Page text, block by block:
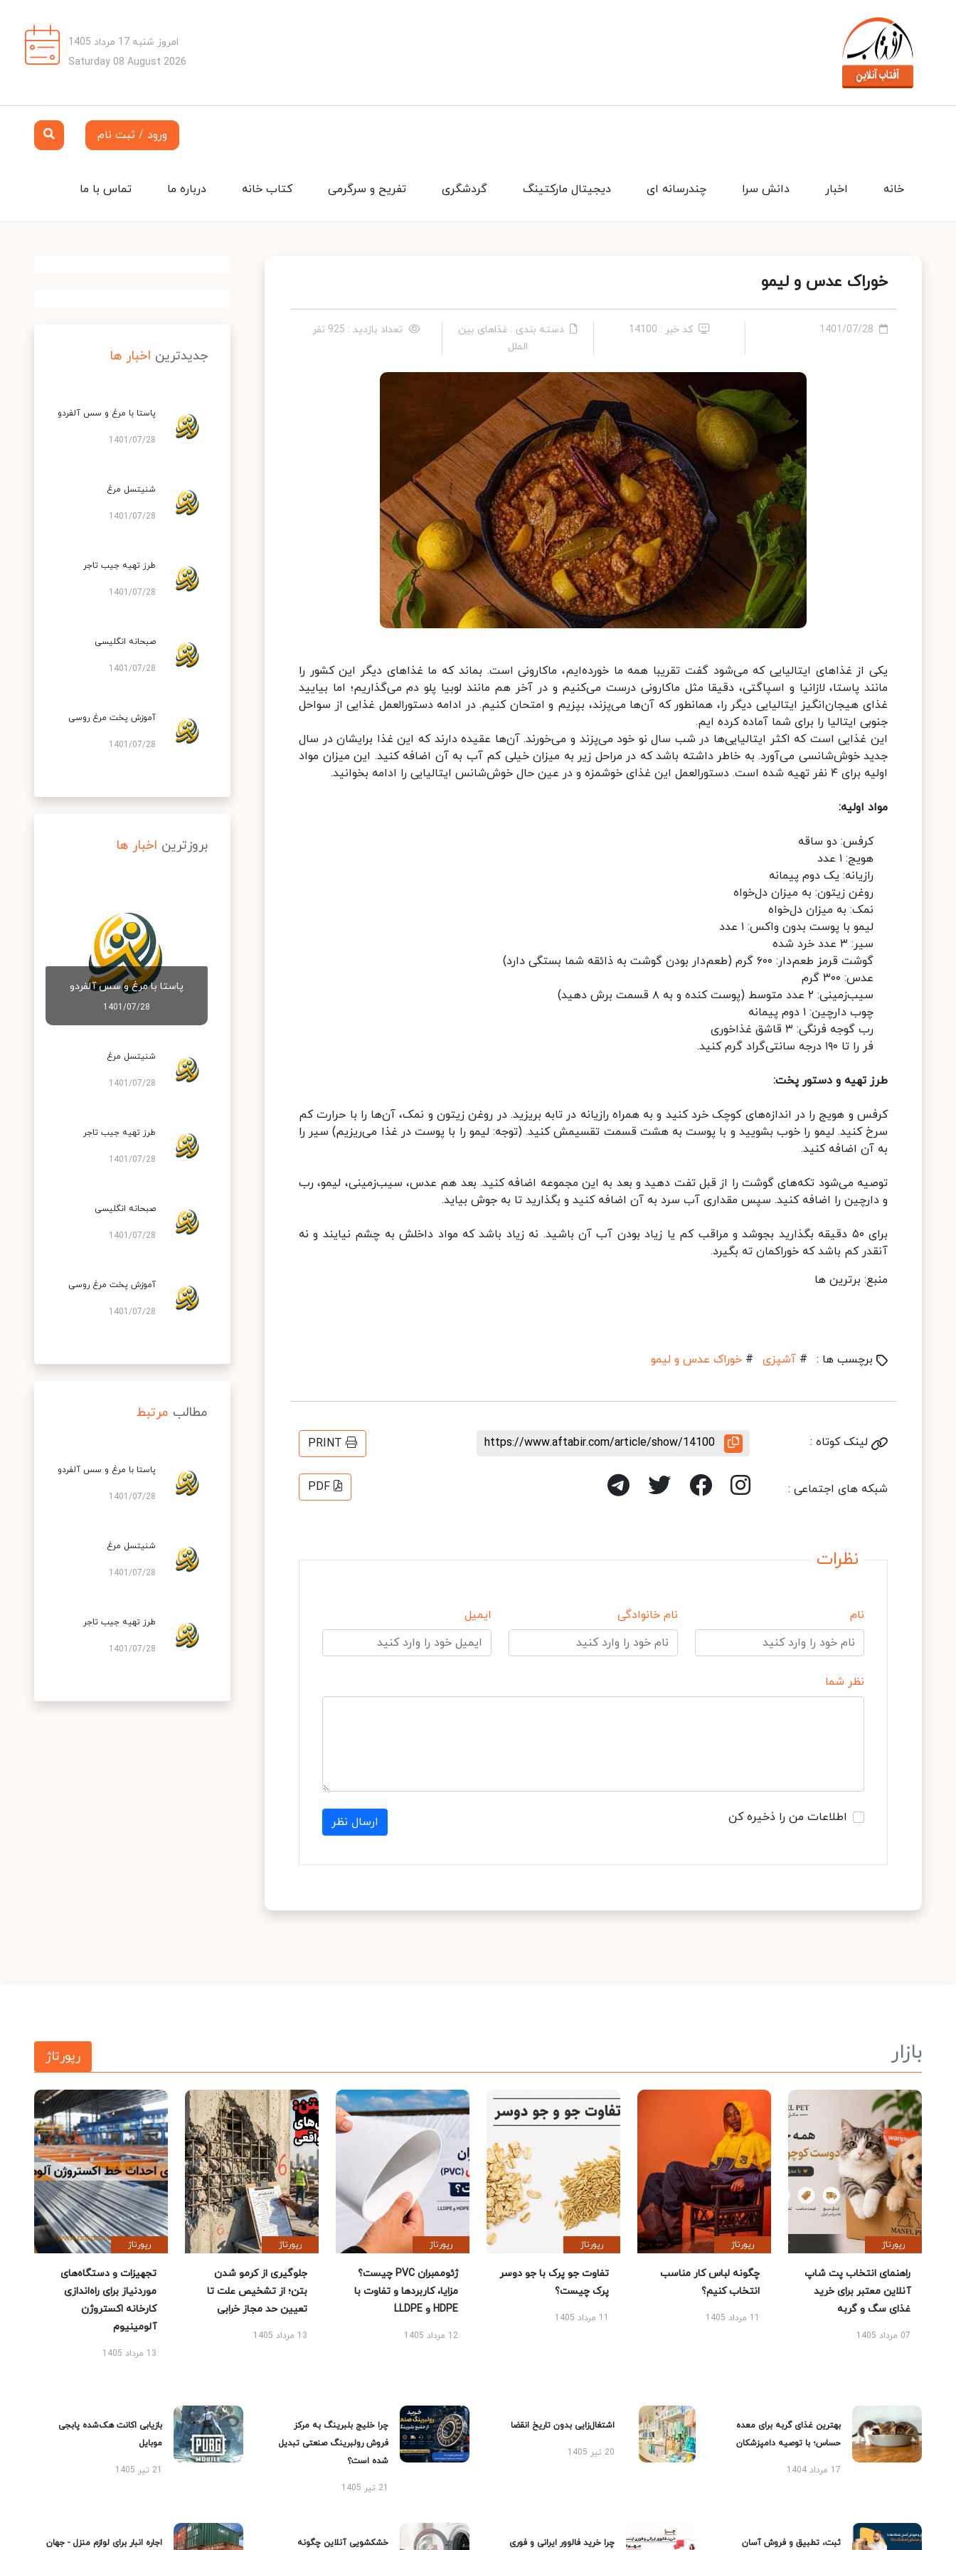
امروز شنبه 17 مرداد 1405
Saturday 08 August 2026
ورود / ثبت نام
تماس با ما درباره ما کتاب خانه تفریح و سرگرمی گردشگری دیجیتال مارکتینگ چندرسانه ای دانش سرا اخبار خانه
خوراک عدس و لیمو
1401/07/28 کد خبر : 14100
دسته بندی : غذاهای بین
الملل
تعداد بازدید : 925 نفر
یکی از غذا‌های ایتالیایی که می‌شود گفت تقریبا همه ما خورده‌ایم، ماکارونی است. بماند که ما غذا‌های دیگر این کشور را
مانند پاستا، لازانیا و اسپاگتی، دقیقا مثل ماکارونی درست می‌کنیم و در آخر هم مانند لوبیا پلو دم می‌گذاریم؛ اما بیایید
غذای هیجان‌انگیز ایتالیایی دیگر را، همانطور که آن‌ها می‌پزند، بپزیم و امتحان کنیم. در ادامه دستورالعمل غذایی از سواحل
جنوبی ایتالیا را برای شما آماده کرده ایم.
این غذایی است که اکثر ایتالیایی‌ها در شب سال نو خود می‌پزند و می‌خورند. آن‌ها عقیده دارند که این غذا برایشان در سال
جدید خوش‌شانسی می‌آورد. به خاطر داشته باشد که در مراحل زیر به میزان خیلی کم آب به آن اضافه کنید. این میزان مواد
اولیه برای ۴ نفر تهیه شده است. دستورالعمل این غذای خوشمزه و در عین حال خوش‌شانس ایتالیایی را ادامه بخوانید.
مواد اولیه:
کرفس: دو ساقه
هویج: ۱ عدد
رازیانه: یک دوم پیمانه
روغن زیتون: به میزان دل‌خواه
نمک: به میزان دل‌خواه
لیمو با پوست بدون واکس: ۱ عدد
سیر: ۳ عدد خرد شده
گوشت قرمز طعم‌دار: ۶۰۰ گرم (طعم‌دار بودن گوشت به ذائقه شما بستگی دارد)
عدس: ۳۰۰ گرم
سیب‌زمینی: ۲ عدد متوسط (پوست کنده و به ۸ قسمت برش دهید)
چوب دارچین: ۱ دوم پیمانه
رب گوجه فرنگی: ۳ قاشق غذاخوری
فر را تا ۱۹۰ درجه سانتی‌گراد گرم کنید.
طرز تهیه و دستور پخت:
کرفس و هویج را در اندازه‌های کوچک خرد کنید و به همراه رازیانه در تابه بریزید. در روغن زیتون و نمک، آن‌ها را با حرارت کم
سرخ کنید. لیمو را خوب بشویید و با پوست به هشت قسمت تقسیمش کنید. (توجه: لیمو را با پوست در غذا می‌ریزیم) سیر را
به آن اضافه کنید.
توصیه می‌شود تکه‌های گوشت را از قبل تفت دهید و بعد به این مجموعه اضافه کنید. بعد هم عدس، سیب‌زمینی، لیمو، رب
و دارچین را اضافه کنید. سپس مقداری آب سرد به آن اضافه کنید و بگذارید تا به جوش بیاید.
برای ۵۰ دقیقه بگذارید بجوشد و مراقب کم یا زیاد بودن آب آن باشید. نه زیاد باشد که مواد داخلش به چشم نیایند و نه
آنقدر کم باشد که خوراکمان ته بگیرد.
منبع: برترین ها
برچسب ها : # آشپزی # خوراک عدس و لیمو
لینک کوتاه : https://www.aftabir.com/article/show/14100
PRINT
شبکه های اجتماعی : PDF
نظرات
نام نام خانوادگی ایمیل
نظر شما
اطلاعات من را ذخیره کن ارسال نظر
جدیدترین اخبار ها
پاستا با مرغ و سس آلفردو
1401/07/28
شنیتسل مرغ
1401/07/28
طرز تهیه جیب تاجر
1401/07/28
صبحانه انگلیسی
1401/07/28
آموزش پخت مرغ روسی
1401/07/28
بروزترین اخبار ها
پاستا با مرغ و سس آلفردو
1401/07/28
شنیتسل مرغ
1401/07/28
طرز تهیه جیب تاجر
1401/07/28
صبحانه انگلیسی
1401/07/28
آموزش پخت مرغ روسی
1401/07/28
مطالب مرتبط
پاستا با مرغ و سس آلفردو
1401/07/28
شنیتسل مرغ
1401/07/28
طرز تهیه جیب تاجر
1401/07/28
بازار رپورتاژ
رپورتاژ
راهنمای انتخاب پت شاپ
آنلاین معتبر برای خرید
غذای سگ و گربه
07 مرداد 1405
رپورتاژ
چگونه لباس کار مناسب
انتخاب کنیم؟
11 مرداد 1405
رپورتاژ
تفاوت جو پرک با جو دوسر
پرک چیست؟
11 مرداد 1405
رپورتاژ
ژئوممبران PVC چیست؟
مزایا، کاربردها و تفاوت با
HDPE و LLDPE
12 مرداد 1405
رپورتاژ
جلوگیری از کرمو شدن
بتن؛ از تشخیص علت تا
تعیین حد مجاز خرابی
13 مرداد 1405
رپورتاژ
تجهیزات و دستگاه‌های
موردنیاز برای راه‌اندازی
کارخانه اکستروژن
آلومینیوم
13 مرداد 1405
بهترین غذای گربه برای معده
حساس؛ با توصیه دامپزشکان
17 مرداد 1404
اشتغال‌زایی بدون تاریخ انقضا
20 تیر 1405
چرا خلیج بلبرینگ به مرکز
فروش رولبرینگ صنعتی تبدیل
شده است؟
21 تیر 1405
بازیابی اکانت هک‌شده پابجی
موبایل
21 تیر 1405
ثبت، تطبیق و فروش آسان چرا خرید فالوور ایرانی و فوری خشکشویی آنلاین چگونه اجاره انبار برای لوازم منزل - جهان